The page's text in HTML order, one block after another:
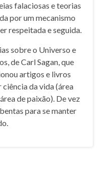
falaciosas e teorias
por um mecanismo
respeitada e seguida.
sobre o Universo e
de Carl Sagan, que
artigos e livros
da vida (área
de paixão). De vez
para se manter